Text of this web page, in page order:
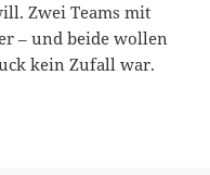
Zwei Teams mit
– und beide wollen
kein Zufall war.
fliegen